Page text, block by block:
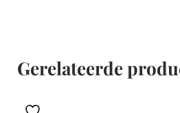
Gerelateerde